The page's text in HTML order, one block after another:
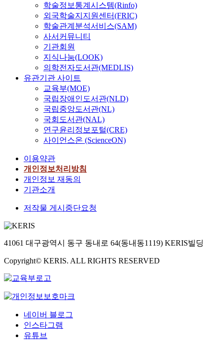
학술정보통계시스템(Rinfo)
외국학술지지원센터(FRIC)
학술관계분석서비스(SAM)
사서커뮤니티
기관회원
지식나눔(LOOK)
의학전자도서관(MEDLIS)
유관기관 사이트
교육부(MOE)
국립장애인도서관(NLD)
국립중앙도서관(NL)
국회도서관(NAL)
연구윤리정보포털(CRE)
사이언스온 (ScienceON)
이용약관
개인정보처리방침
개인정보 재동의
기관소개
저작물 게시중단요청
41061 대구광역시 동구 동내로 64(동내동1119) KERIS빌딩
Copyright© KERIS. ALL RIGHTS RESERVED
네이버 블로그
인스타그램
유튜브